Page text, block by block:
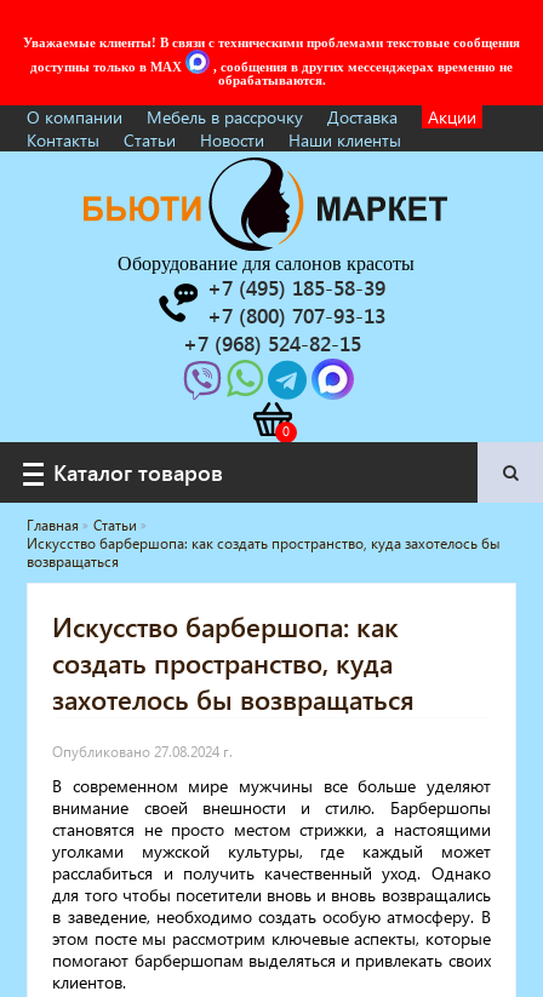
Уважаемые клиенты! В связи с техническими проблемами текстовые сообщения
доступны только в MAX
, сообщения в других мессенджерах временно не
обрабатываются.
О компании Мебель в рассрочку Доставка
Акции
Контакты
Статьи Новости Наши клиенты
Оборудование для салонов красоты
+7 (495) 185-58-39
+7 (800) 707-93-13
+7 (968) 524-82-15
Каталог товаров
Каталог товаров
Услуги под ключ
Мебель для барбершопа
Оборудование с регистрационным
удостоверением
Парикмахерское оборудование
Косметологическое оборудование
Педикюрное оборудование
Массажное и SPA оборудование
Стерилизаторы
Оборудование для барбершопа
Оборудование для визажистов
Оборудование для нейл-бара
Мебель для холла
Солярии
Коллагенарий
Главная
Статьи
Искусство барбершопа: как создать пространство, куда захотелось бы
возвращаться
Искусство барбершопа: как
создать пространство, куда
захотелось бы возвращаться
Опубликовано 27.08.2024 г.
В современном мире мужчины все больше уделяют
внимание своей внешности и стилю. Барбершопы
становятся не просто местом стрижки, а настоящими
уголками мужской культуры, где каждый может
расслабиться и получить качественный уход. Однако
для того чтобы посетители вновь и вновь возвращались
в заведение, необходимо создать особую атмосферу. В
этом посте мы рассмотрим ключевые аспекты, которые
помогают барбершопам выделяться и привлекать своих
клиентов.